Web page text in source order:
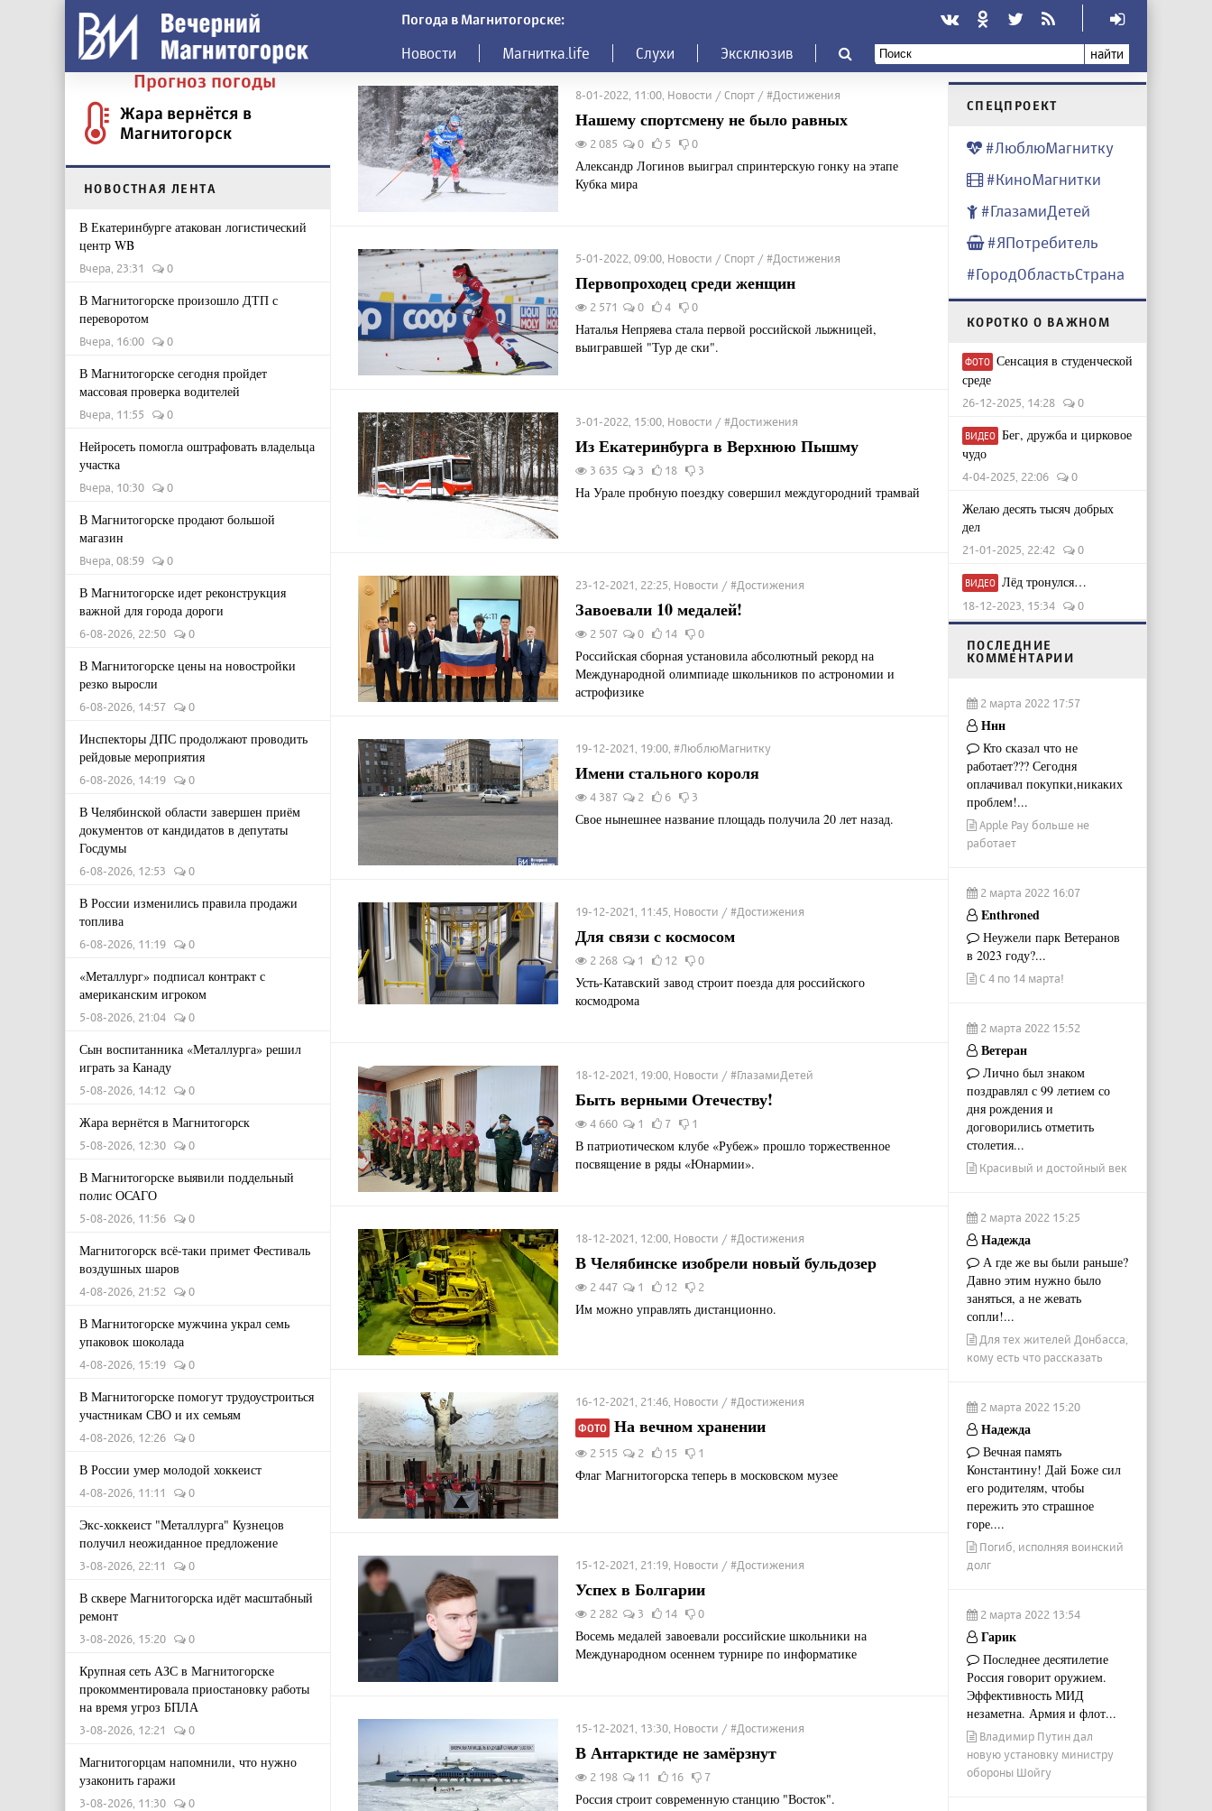
Погода в Магнитогорске:
Новости Магнитка.life Слухи Эксклюзив найти
Прогноз погоды
Жара вернётся в
Магнитогорск
НОВОСТНАЯ ЛЕНТА
В Екатеринбурге атакован логистический
центр WB
Вчера, 23:31 0
В Магнитогорске произошло ДТП с
переворотом
Вчера, 16:00 0
В Магнитогорске сегодня пройдет
массовая проверка водителей
Вчера, 11:55 0
Нейросеть помогла оштрафовать владельца
участка
Вчера, 10:30 0
В Магнитогорске продают большой
магазин
Вчера, 08:59 0
В Магнитогорске идет реконструкция
важной для города дороги
6-08-2026, 22:50 0
В Магнитогорске цены на новостройки
резко выросли
6-08-2026, 14:57 0
Инспекторы ДПС продолжают проводить
рейдовые мероприятия
6-08-2026, 14:19 0
В Челябинской области завершен приём
документов от кандидатов в депутаты
Госдумы
6-08-2026, 12:53 0
В России изменились правила продажи
топлива
6-08-2026, 11:19 0
«Металлург» подписал контракт с
американским игроком
5-08-2026, 21:04 0
Сын воспитанника «Металлурга» решил
играть за Канаду
5-08-2026, 14:12 0
Жара вернётся в Магнитогорск
5-08-2026, 12:30 0
В Магнитогорске выявили поддельный
полис ОСАГО
5-08-2026, 11:56 0
Магнитогорск всё-таки примет Фестиваль
воздушных шаров
4-08-2026, 21:52 0
В Магнитогорске мужчина украл семь
упаковок шоколада
4-08-2026, 15:19 0
В Магнитогорске помогут трудоустроиться
участникам СВО и их семьям
4-08-2026, 12:26 0
В России умер молодой хоккеист
4-08-2026, 11:11 0
Экс-хоккеист "Металлурга" Кузнецов
получил неожиданное предложение
3-08-2026, 22:11 0
В сквере Магнитогорска идёт масштабный
ремонт
3-08-2026, 15:20 0
Крупная сеть АЗС в Магнитогорске
прокомментировала приостановку работы
на время угроз БПЛА
3-08-2026, 12:21 0
Магнитогорцам напомнили, что нужно
узаконить гаражи
3-08-2026, 11:30 0
8-01-2022, 11:00, Новости / Спорт / #Достижения
Нашему спортсмену не было равных
2 085 0 5 0
Александр Логинов выиграл спринтерскую гонку на этапе
Кубка мира
5-01-2022, 09:00, Новости / Спорт / #Достижения
Первопроходец среди женщин
2 571 0 4 0
Наталья Непряева стала первой российской лыжницей,
выигравшей "Тур де ски".
3-01-2022, 15:00, Новости / #Достижения
Из Екатеринбурга в Верхнюю Пышму
3 635 3 18 3
На Урале пробную поездку совершил междугородний трамвай
23-12-2021, 22:25, Новости / #Достижения
Завоевали 10 медалей!
2 507 0 14 0
Российская сборная установила абсолютный рекорд на
Международной олимпиаде школьников по астрономии и
астрофизике
19-12-2021, 19:00, #ЛюблюМагнитку
Имени стального короля
4 387 2 6 3
Свое нынешнее название площадь получила 20 лет назад.
19-12-2021, 11:45, Новости / #Достижения
Для связи с космосом
2 268 1 12 0
Усть-Катавский завод строит поезда для российского
космодрома
18-12-2021, 19:00, Новости / #ГлазамиДетей
Быть верными Отечеству!
4 660 1 7 1
В патриотическом клубе «Рубеж» прошло торжественное
посвящение в ряды «Юнармии».
18-12-2021, 12:00, Новости / #Достижения
В Челябинске изобрели новый бульдозер
2 447 1 12 2
Им можно управлять дистанционно.
16-12-2021, 21:46, Новости / #Достижения
ФОТО На вечном хранении
2 515 2 15 1
Флаг Магнитогорска теперь в московском музее
15-12-2021, 21:19, Новости / #Достижения
Успех в Болгарии
2 282 3 14 0
Восемь медалей завоевали российские школьники на
Международном осеннем турнире по информатике
15-12-2021, 13:30, Новости / #Достижения
В Антарктиде не замёрзнут
2 198 11 16 7
Россия строит современную станцию "Восток".
CПЕЦПРОЕКТ
#ЛюблюМагнитку
#КиноМагнитки
#ГлазамиДетей
#ЯПотребитель
#ГородОбластьСтрана
КОРОТКО О ВАЖНОМ
ФОТО Сенсация в студенческой
среде
26-12-2025, 14:28 0
ВИДЕО Бег, дружба и цирковое
чудо
4-04-2025, 22:06 0
Желаю десять тысяч добрых
дел
21-01-2025, 22:42 0
ВИДЕО Лёд тронулся…
18-12-2023, 15:34 0
ПОСЛЕДНИЕ
КОММЕНТАРИИ
2 марта 2022 17:57
Ннн
Кто сказал что не
работает??? Сегодня
оплачивал покупки,никаких
проблем!...
Apple Pay больше не
работает
2 марта 2022 16:07
Enthroned
Неужели парк Ветеранов
в 2023 году?...
С 4 по 14 марта!
2 марта 2022 15:52
Ветеран
Лично был знаком
поздравлял с 99 летием со
дня рождения и
договорились отметить
столетия...
Красивый и достойный век
2 марта 2022 15:25
Надежда
А где же вы были раньше?
Давно этим нужно было
заняться, а не жевать
сопли!...
Для тех жителей Донбасса,
кому есть что рассказать
2 марта 2022 15:20
Надежда
Вечная память
Константину! Дай Боже сил
его родителям, чтобы
пережить это страшное
горе....
Погиб, исполняя воинский
долг
2 марта 2022 13:54
Гарик
Последнее десятилетие
Россия говорит оружием.
Эффективность МИД
незаметна. Армия и флот...
Владимир Путин дал
новую установку министру
обороны Шойгу